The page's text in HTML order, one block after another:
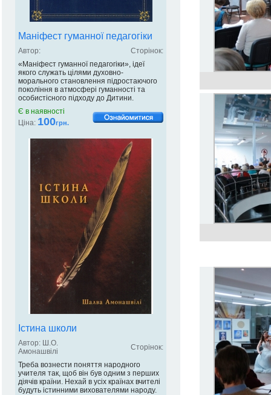
Маніфест гуманної педагогіки
Автор:
Сторінок:
«Маніфест гуманної педагогіки», ідеї
якого служать цілями духовно-
морального становлення підростаючого
покоління в атмосфері гуманності та
особистісного підходу до Дитини.
Є в наявності
Ціна: 100грн.
Істина школи
Автор: Ш.О.
Амонашвілі
Сторінок:
Треба вознести поняття народного
учителя так, щоб він був одним з перших
діячів країни. Нехай в усіх країнах вчителі
будуть істинними вихователями народу.